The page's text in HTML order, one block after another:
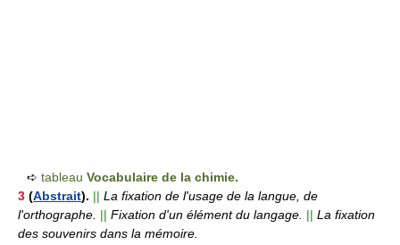
➪ tableau Vocabulaire de la chimie.
3 (Abstrait). || La fixation de l'usage de la langue, de
l'orthographe. || Fixation d'un élément du langage. || La fixation
des souvenirs dans la mémoire.